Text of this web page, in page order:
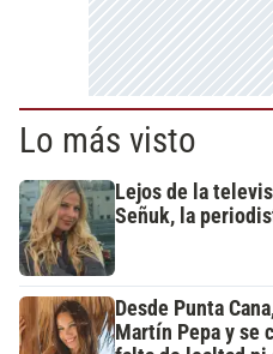
Lo más visto
Lejos de la
Señuk, la
Desde Punta
Martín Pepa y se